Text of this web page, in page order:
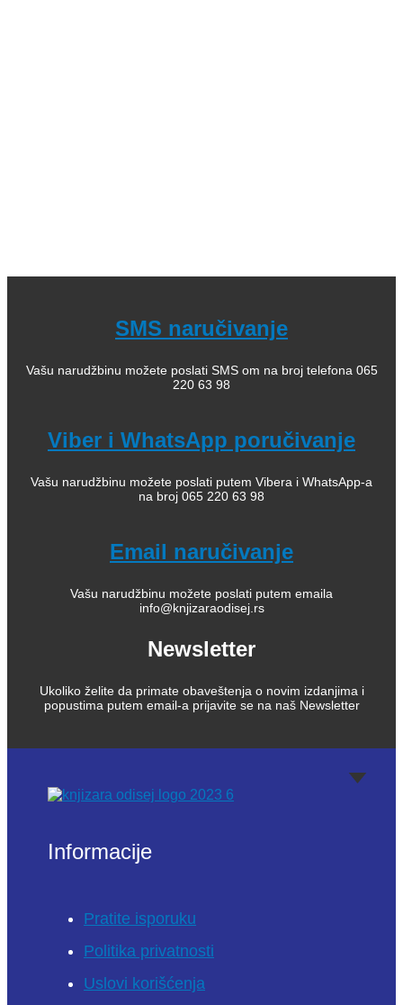
SMS naručivanje
Vašu narudžbinu možete poslati SMS om na broj telefona 065
220 63 98
Viber i WhatsApp poručivanje
Vašu narudžbinu možete poslati putem Vibera i WhatsApp-a
na broj 065 220 63 98
Email naručivanje
Vašu narudžbinu možete poslati putem emaila
info@knjizaraodisej.rs
Newsletter
Ukoliko želite da primate obaveštenja o novim izdanjima i
popustima putem email-a prijavite se na naš Newsletter
Informacije
Pratite isporuku
Politika privatnosti
Uslovi korišćenja